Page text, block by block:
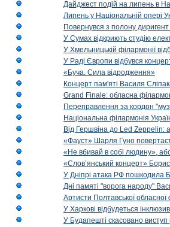
Дайджест подій на липень в
Липень у Національній опері
Повернувся з полону диригент
У Сумах відкриють студію
У Хмельницькій філармонії
У Раді Європи відбувся
«Буча. Сила відродження»
Концерт пам'яті Василя
Grand Finale: обласна
Переправлення за кордон
Національна філармонія
Від Гершвіна до Led Zeppelin:
«Фауст» Шарля Гуно
«Не вбивай в собі людину»,
«Слов’янський концерт»
У Дніпрі атака РФ пошкодила
Дні памяті "ворога народу"
Артисти Полтавської обласної
У Харкові відбудеться
У Будапешті скасовано виступ